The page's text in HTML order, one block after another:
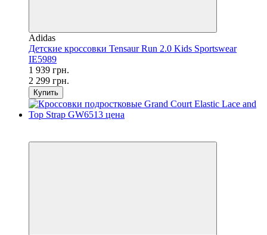
Adidas
Детские кроссовки Tensaur Run 2.0 Kids Sportswear
IE5989
1 939 грн.
2 299 грн.
Купить